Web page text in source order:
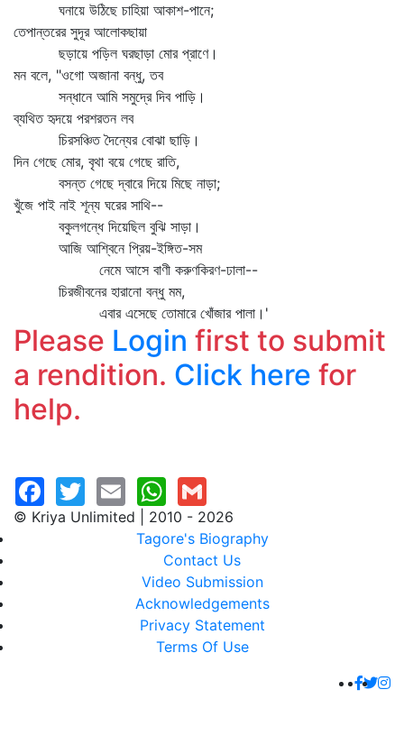
ঘনায়ে উঠিছে চাহিয়া আকাশ-পানে;
তেপান্তরের সুদূর আলোকছায়া
ছড়ায়ে পড়িল ঘরছাড়া মোর প্রাণে।
মন বলে, "ওগো অজানা বন্ধু, তব
সন্ধানে আমি সমুদ্রে দিব পাড়ি।
ব্যথিত হৃদয়ে পরশরতন লব
চিরসঞ্চিত দৈন্যের বোঝা ছাড়ি।
দিন গেছে মোর, বৃথা বয়ে গেছে রাতি,
বসন্ত গেছে দ্বারে দিয়ে মিছে নাড়া;
খুঁজে পাই নাই শূন্য ঘরের সাথি--
বকুলগন্ধে দিয়েছিল বুঝি সাড়া।
আজি আশ্বিনে প্রিয়-ইঙ্গিত-সম
নেমে আসে বাণী করুণকিরণ-ঢালা--
চিরজীবনের হারানো বন্ধু মম,
এবার এসেছে তোমারে খোঁজার পালা।'
Please Login first to submit
a rendition. Click here for
help.
© Kriya Unlimited | 2010 - 2026
Tagore's Biography
Contact Us
Video Submission
Acknowledgements
Privacy Statement
Terms Of Use